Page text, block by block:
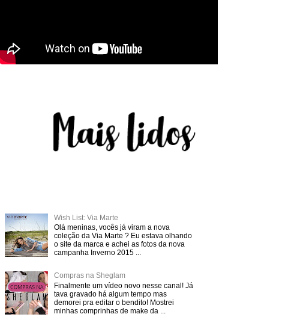
Wish List: Via Marte
Olá meninas, vocês já viram a nova
coleção da Via Marte ? Eu estava olhando
o site da marca e achei as fotos da nova
campanha Inverno 2015 ...
Compras na Sheglam
Finalmente um vídeo novo nesse canal! Já
tava gravado há algum tempo mas
demorei pra editar o bendito! Mostrei
minhas comprinhas de make da ...